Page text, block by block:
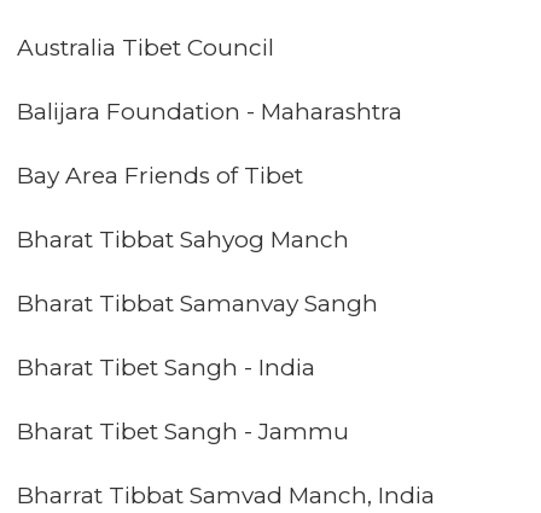
Australia Tibet Council
Balijara Foundation - Maharashtra
Bay Area Friends of Tibet
Bharat Tibbat Sahyog Manch
Bharat Tibbat Samanvay Sangh
Bharat Tibet Sangh - India
Bharat Tibet Sangh - Jammu
Bharrat Tibbat Samvad Manch, India